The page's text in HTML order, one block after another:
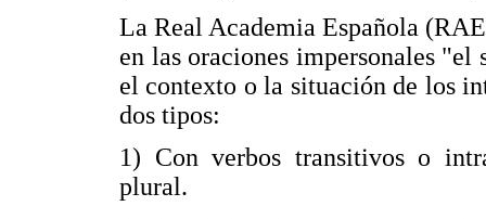
La Real Academia Española
en las oraciones impersonales "el
el contexto o la situación de los
dos tipos:
1) Con verbos transitivos o
plural.